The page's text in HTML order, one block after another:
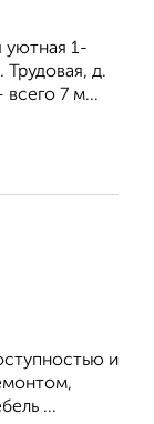
уютная 1-
д.
7 м...
и
...